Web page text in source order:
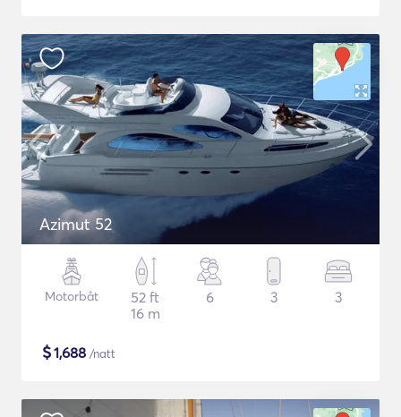
Azimut 52
Motorbåt
52 ft
16 m
6 3 3
$1,688 /natt